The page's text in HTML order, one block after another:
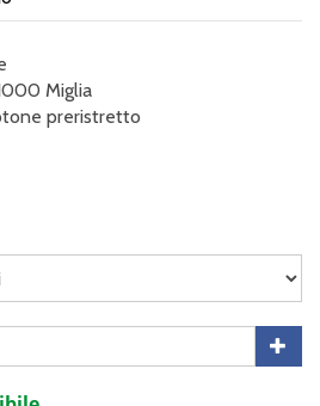
Miglia
preristretto